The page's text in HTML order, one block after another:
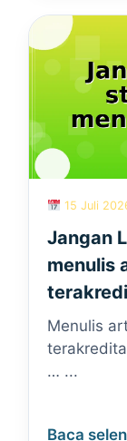
15 Juli
Jangan
menulis
Menulis
… ...
Baca